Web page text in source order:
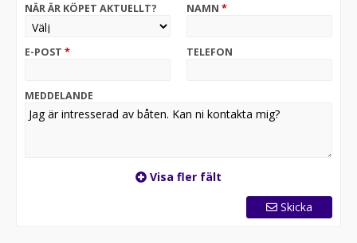
NÄR ÄR KÖPET AKTUELLT? NAMN *
E-POST * TELEFON
MEDDELANDE
Visa fler fält
Skicka